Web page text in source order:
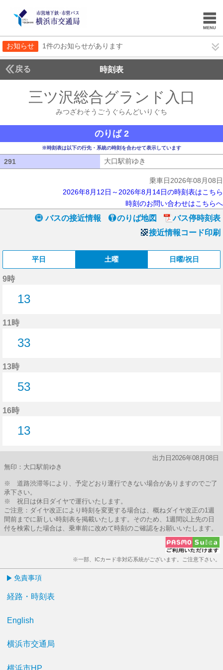
お知らせ 1件のお知らせがあります
戻る 時刻表
三ツ沢総合グランド入口
みつざわそうごうぐらんどいりぐち
のりば 2
※時刻表は以下の行先・系統の時刻を合わせて表示しています
291 大口駅前ゆき
乗車日2026年08月08日
2026年8月12日～2026年8月14日の時刻表はこちら
時刻のお問い合わせはこちらへ
バスの接近情報 のりば地図
バス停時刻表
接近情報コード印刷
平日 土曜 日曜/祝日
9時
13
11時
33
13時
53
16時
13
出力日2026年08月08日
無印：大口駅前ゆき
※ 道路渋滞等により、予定どおり運行できない場合がありますのでご了
承下さい。
※ 祝日は休日ダイヤで運行いたします。
ご注意：ダイヤ改正により時刻を変更する場合は、概ねダイヤ改正の1週
間前までに新しい時刻表を掲載いたします。そのため、1週間以上先の日
付を検索した場合は、乗車前に改めて時刻のご確認をお願いいたします。
※一部、ICカード非対応系統がございます。ご注意下さい。
免責事項
経路・時刻表
English
横浜市交通局
横浜市HP